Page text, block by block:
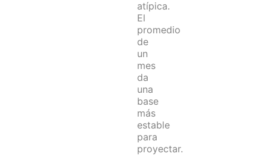
atípica.
El
promedio
de
un
mes
da
una
base
más
estable
para
proyectar.